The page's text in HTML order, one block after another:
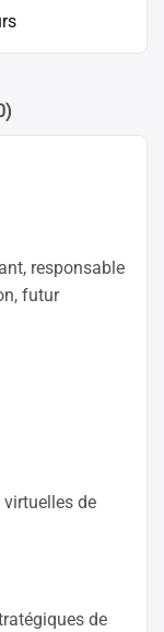
responsable
futur
de
de